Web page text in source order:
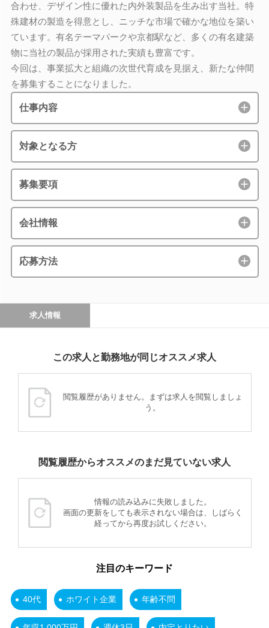
合わせ、デザイン性に優れた内外装製品を生み出す当社。特
殊建材の製造を得意とし、ニッチな市場で確かな地位を築い
ています。有名テーマパークや京都駅など、多くの有名建築
物に当社の製品が採用された実績も豊富です。
今回は、事業拡大と組織の次世代育成を見据え、新たな仲間
を募集することになりました。
仕事内容
対象となる方
募集要項
会社情報
応募方法
求人情報
この求人と勤務地が同じオススメ求人
閲覧履歴がありません。まずは求人を閲覧しましょ
う。
閲覧履歴からオススメのまだ見ていない求人
情報の読み込みに失敗しました。
画面の更新をしても表示されない場合は、しばらく
経ってから再度お試しください。
注目のキーワード
40代 ホワイト企業 年齢不問